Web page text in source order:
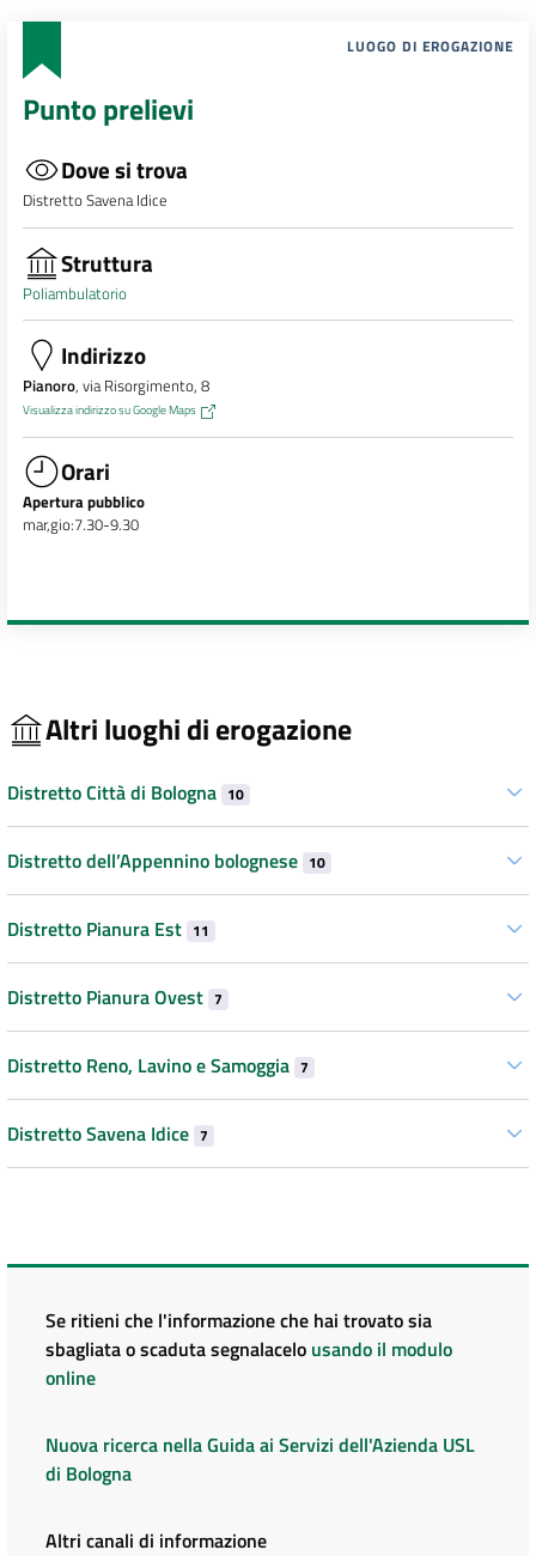
LUOGO DI EROGAZIONE
Punto prelievi
Dove si trova
Distretto Savena Idice
Struttura
Poliambulatorio
Indirizzo
Pianoro, via Risorgimento, 8
Visualizza indirizzo su Google Maps
Orari
Apertura pubblico
mar,gio:7.30-9.30
Altri luoghi di erogazione
Distretto Città di Bologna 10
Distretto dell’Appennino bolognese 10
Distretto Pianura Est 11
Distretto Pianura Ovest 7
Distretto Reno, Lavino e Samoggia 7
Distretto Savena Idice 7
Se ritieni che l'informazione che hai trovato sia
sbagliata o scaduta segnalacelo usando il modulo
online
Nuova ricerca nella Guida ai Servizi dell'Azienda USL
di Bologna
Altri canali di informazione